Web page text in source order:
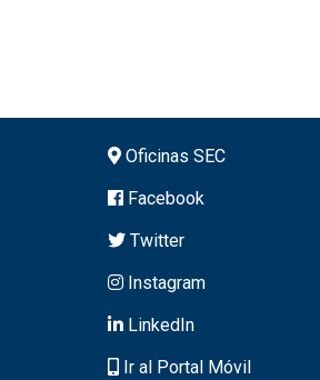
Oficinas SEC
Facebook
Twitter
Instagram
LinkedIn
Ir al Portal Móvil